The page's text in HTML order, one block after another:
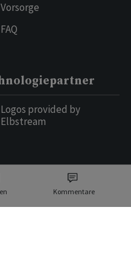
Kommentare
Vorsorge
FAQ
Logos provided by
Elbstream